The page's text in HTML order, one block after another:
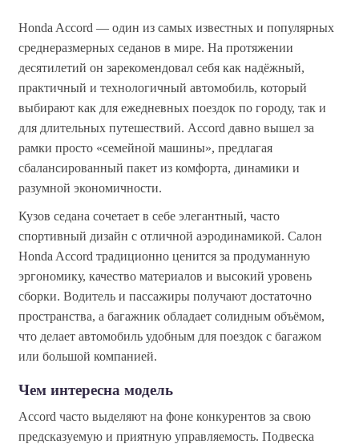
Honda Accord — один из самых известных и популярных
среднеразмерных седанов в мире. На протяжении
десятилетий он зарекомендовал себя как надёжный,
практичный и технологичный автомобиль, который
выбирают как для ежедневных поездок по городу, так и
для длительных путешествий. Accord давно вышел за
рамки просто «семейной машины», предлагая
сбалансированный пакет из комфорта, динамики и
разумной экономичности.
Кузов седана сочетает в себе элегантный, часто
спортивный дизайн с отличной аэродинамикой. Салон
Honda Accord традиционно ценится за продуманную
эргономику, качество материалов и высокий уровень
сборки. Водитель и пассажиры получают достаточно
пространства, а багажник обладает солидным объёмом,
что делает автомобиль удобным для поездок с багажом
или большой компанией.
Чем интересна модель
Accord часто выделяют на фоне конкурентов за свою
предсказуемую и приятную управляемость. Подвеска